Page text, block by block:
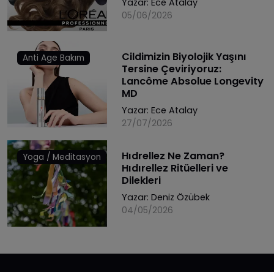
Yazar: Ece Atalay
05/06/2026
Anti Age Bakım
Cildimizin Biyolojik Yaşını
Tersine Çeviriyoruz:
Lancôme Absolue Longevity
MD
Yazar: Ece Atalay
27/07/2026
Yoga / Meditasyon
Hıdrellez Ne Zaman?
Hıdırellez Ritüelleri ve
Dilekleri
Yazar: Deniz Özübek
04/05/2026